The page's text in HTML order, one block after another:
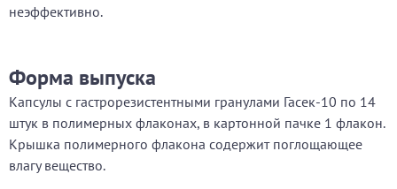
неэффективно.
Форма выпуска
Капсулы с гастрорезистентными гранулами Гасек-10 по 14
штук в полимерных флаконах, в картонной пачке 1 флакон.
Крышка полимерного флакона содержит поглощающее
влагу вещество.